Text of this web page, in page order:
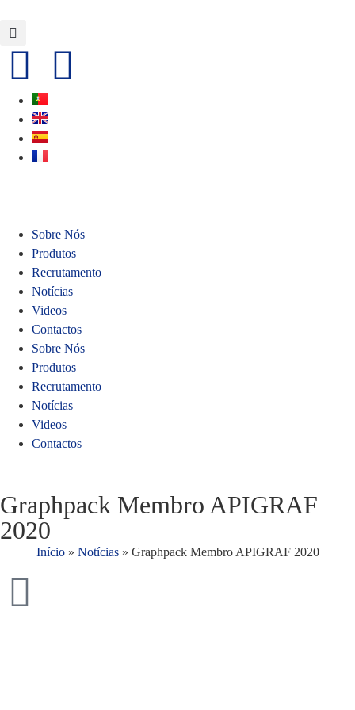
Sobre Nós
Produtos
Recrutamento
Notícias
Videos
Contactos
Sobre Nós
Produtos
Recrutamento
Notícias
Videos
Contactos
Graphpack Membro APIGRAF
2020
Início» Notícias» Graphpack Membro APIGRAF 2020